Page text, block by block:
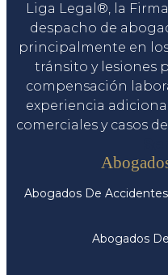
Liga Legal®, la
despacho de
principalmente en
tránsito y lesiones
compensación
experiencia
comerciales y casos
Abogados De Accidentes
Abogados